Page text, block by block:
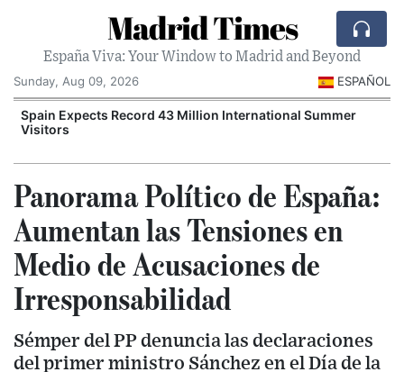
Madrid Times
España Viva: Your Window to Madrid and Beyond
Sunday, Aug 09, 2026
ESPAÑOL
Spain Expects Record 43 Million International Summer
Visitors
Panorama Político de España:
Aumentan las Tensiones en
Medio de Acusaciones de
Irresponsabilidad
Sémper del PP denuncia las declaraciones
del primer ministro Sánchez en el Día de la